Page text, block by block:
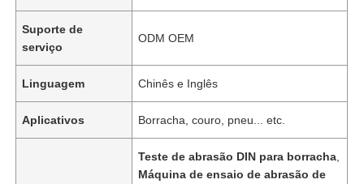
Suporte de
serviço
ODM OEM
Linguagem Chinês e Inglês
Aplicativos Borracha, couro, pneu... etc.
Teste de abrasão DIN para borracha
Máquina de ensaio de abrasão de